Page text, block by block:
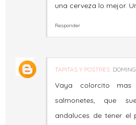
una cerveza lo mejor.
Responder
TAPITAS Y POSTRES
Vaya colorcito
salmonetes, que
andaluces de tener el